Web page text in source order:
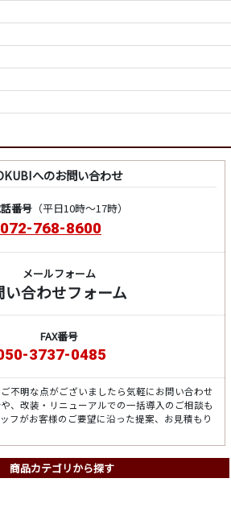
へのお問い合わせ
番号（平日10時～17時）
072-768-8600
メールフォーム
い合わせフォーム
FAX番号
3737-0485
不明な点がございましたら気軽にお問い合わせ
、改装・リニューアルでの一括導入のご相談も
フがお客様のご要望に沿った提案、お見積もり
商品カテゴリから探す